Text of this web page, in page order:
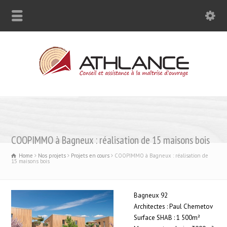
COOPIMMO à Bagneux : réalisation de 15 maisons bois
Home Nos projets Projets en cours COOPIMMO à Bagneux : réalisation de
15 maisons bois
Bagneux 92
Architectes : Paul Chemetov
Surface SHAB : 1 500m²